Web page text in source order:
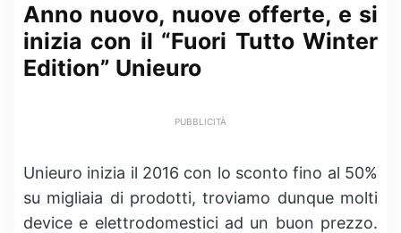
Anno nuovo, nuove offerte, e si
inizia con il “Fuori Tutto Winter
Edition” Unieuro
PUBBLICITÀ
Unieuro inizia il 2016 con lo sconto fino al 50%
su migliaia di prodotti, troviamo dunque molti
device e elettrodomestici ad un buon prezzo.